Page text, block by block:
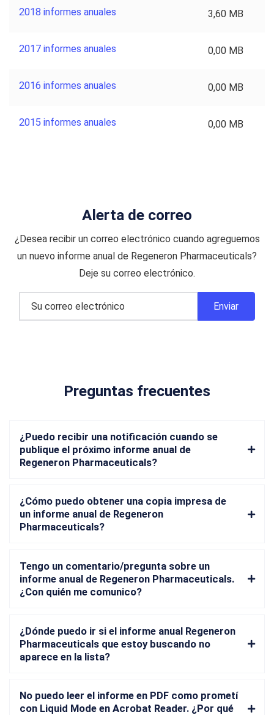
2018 informes anuales 3,60 MB
2017 informes anuales 0,00 MB
2016 informes anuales 0,00 MB
2015 informes anuales 0,00 MB
Alerta de correo
¿Desea recibir un correo electrónico cuando agreguemos
un nuevo informe anual de Regeneron Pharmaceuticals?
Deje su correo electrónico.
Preguntas frecuentes
¿Puedo recibir una notificación cuando se
publique el próximo informe anual de
Regeneron Pharmaceuticals?
¿Cómo puedo obtener una copia impresa de
un informe anual de Regeneron
Pharmaceuticals?
Tengo un comentario/pregunta sobre un
informe anual de Regeneron Pharmaceuticals.
¿Con quién me comunico?
¿Dónde puedo ir si el informe anual Regeneron
Pharmaceuticals que estoy buscando no
aparece en la lista?
No puedo leer el informe en PDF como prometí
con Liquid Mode en Acrobat Reader. ¿Por qué